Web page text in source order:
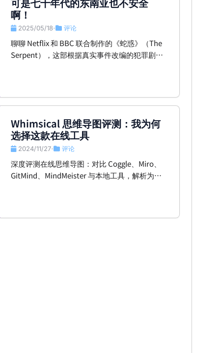
啊！
2025/05/18• 评论
聊聊 Netflix 和 BBC 联合制作的《蛇惑》（The
Serpent），这部根据真实事件改编的犯罪剧
Whimsical 思维导图评测：我为何
选择这款在线工具
2024/11/27• 评论
深度评测在线思维导图：对比 Coggle、Miro、
GitMind、MindMeister 与本地工具，解析为何